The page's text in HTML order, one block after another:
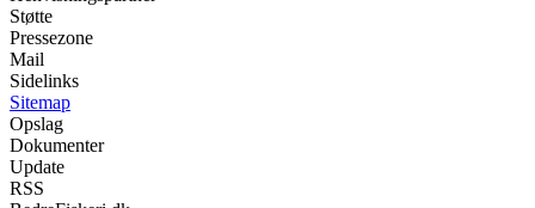
Støtte
Pressezone
Mail
Sidelinks
Sitemap
Opslag
Dokumenter
Update
RSS